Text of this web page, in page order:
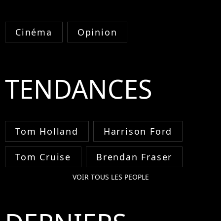
Cinéma Opinion
TENDANCES
Tom Holland Harrison Ford
Tom Cruise Brendan Fraser
VOIR TOUS LES PEOPLE